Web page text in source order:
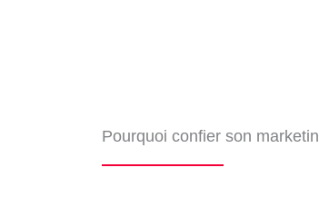
Pourquoi confier son